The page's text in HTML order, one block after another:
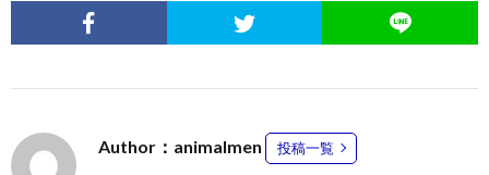
Author：animalmen 投稿一覧